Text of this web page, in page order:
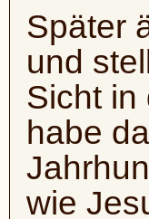
Später
und
Sicht in
habe
wie